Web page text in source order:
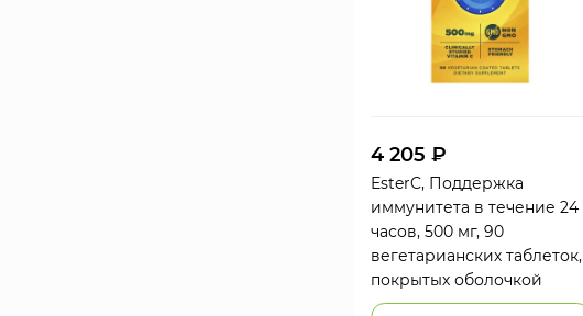
4 205 ₽
EsterC, Поддержка
иммунитета в течение 24
часов, 500 мг, 90
вегетарианских таблеток,
покрытых оболочкой